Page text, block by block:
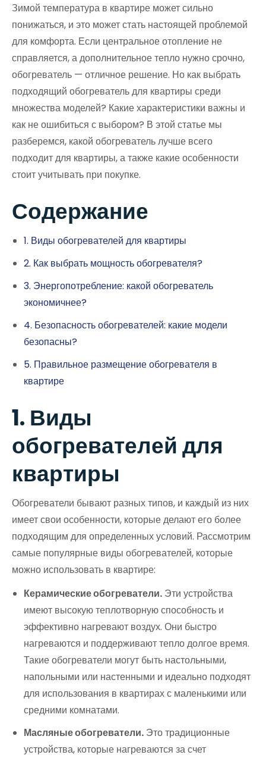
Зимой температура в квартире может сильно
понижаться, и это может стать настоящей проблемой
для комфорта. Если центральное отопление не
справляется, а дополнительное тепло нужно срочно,
обогреватель — отличное решение. Но как выбрать
подходящий обогреватель для квартиры среди
множества моделей? Какие характеристики важны и
как не ошибиться с выбором? В этой статье мы
разберемся, какой обогреватель лучше всего
подходит для квартиры, а также какие особенности
стоит учитывать при покупке.
Содержание
1. Виды обогревателей для квартиры
2. Как выбрать мощность обогревателя?
3. Энергопотребление: какой обогреватель
экономичнее?
4. Безопасность обогревателей: какие модели
безопасны?
5. Правильное размещение обогревателя в
квартире
1. Виды
обогревателей для
квартиры
Обогреватели бывают разных типов, и каждый из них
имеет свои особенности, которые делают его более
подходящим для определенных условий. Рассмотрим
самые популярные виды обогревателей, которые
можно использовать в квартире:
Керамические обогреватели. Эти устройства
имеют высокую теплотворную способность и
эффективно нагревают воздух. Они быстро
нагреваются и поддерживают тепло долгое время.
Такие обогреватели могут быть настольными,
напольными или настенными и идеально подходят
для использования в квартирах с маленькими или
средними комнатами.
Масляные обогреватели. Это традиционные
устройства, которые нагреваются за счет